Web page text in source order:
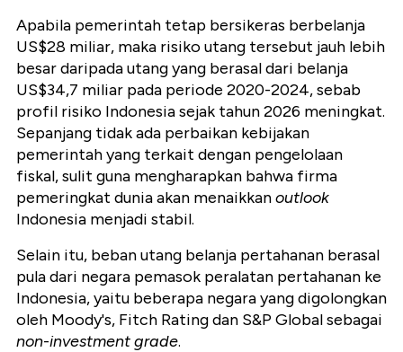
Apabila pemerintah tetap bersikeras berbelanja
US$28 miliar, maka risiko utang tersebut jauh lebih
besar daripada utang yang berasal dari belanja
US$34,7 miliar pada periode 2020-2024, sebab
profil risiko Indonesia sejak tahun 2026 meningkat.
Sepanjang tidak ada perbaikan kebijakan
pemerintah yang terkait dengan pengelolaan
fiskal, sulit guna mengharapkan bahwa firma
pemeringkat dunia akan menaikkanoutlook
Indonesia menjadi stabil.
Selain itu, beban utang belanja pertahanan berasal
pula dari negara pemasok peralatan pertahanan ke
Indonesia, yaitu beberapa negara yang digolongkan
oleh Moody's, Fitch Rating dan S&P Global sebagai
non-investment grade.